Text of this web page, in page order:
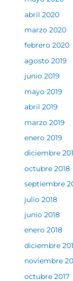
abril 2020
marzo 2020
febrero 2020
agosto 2019
junio 2019
mayo 2019
abril 2019
marzo 2019
enero 2019
diciembre
octubre 2018
septiembre
julio 2018
junio 2018
enero 2018
diciembre
noviembre
octubre 2017